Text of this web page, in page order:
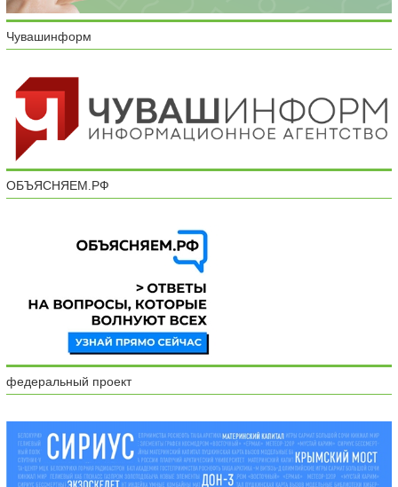
Чувашинформ
ОБЪЯСНЯЕМ.РФ
федеральный проект